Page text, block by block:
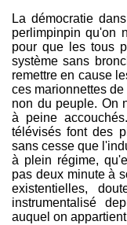
La démocratie
perlimpinpin qu'on
pour que les tous
système sans
remettre en cause
ces marionnettes
non du peuple. On
à peine
télévisés font des
sans cesse que
à plein régime,
pas deux minute à
existentielles,
instrumentalisé
auquel on